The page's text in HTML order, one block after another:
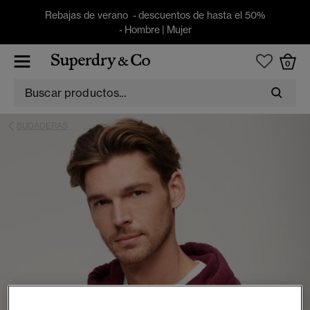
Rebajas de verano - descuentos de hasta el 50%
- Hombre| Mujer
0